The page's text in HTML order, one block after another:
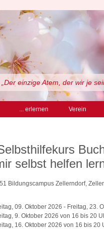
„Der einzige Atem, der wir je
... erlernen Verein
selbst helfen
Bildungscampus Zellerndorf,
09. Oktober 2026 - Freitag, 23.
9. Oktober 2026 von 16 bis 20
16. Oktober 2026 von 16 bis 20